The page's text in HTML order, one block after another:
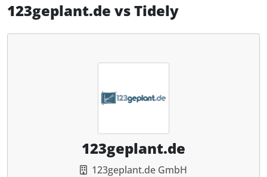
123geplant.de vsTidely
123geplant.de
123geplant.de GmbH